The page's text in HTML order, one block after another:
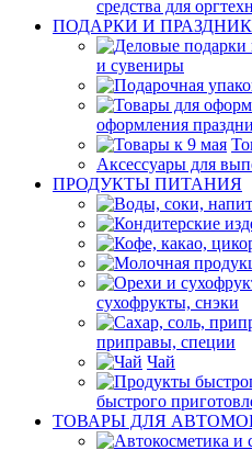
средства для
ПОДАРКИ И ПРАЗДНИК
и сувениры
оформления
Аксессуары для
ПРОДУКТЫ ПИТАНИЯ
сухофрукты, снэки
приправы, специи
Чай
быстрого
ТОВАРЫ ДЛЯ